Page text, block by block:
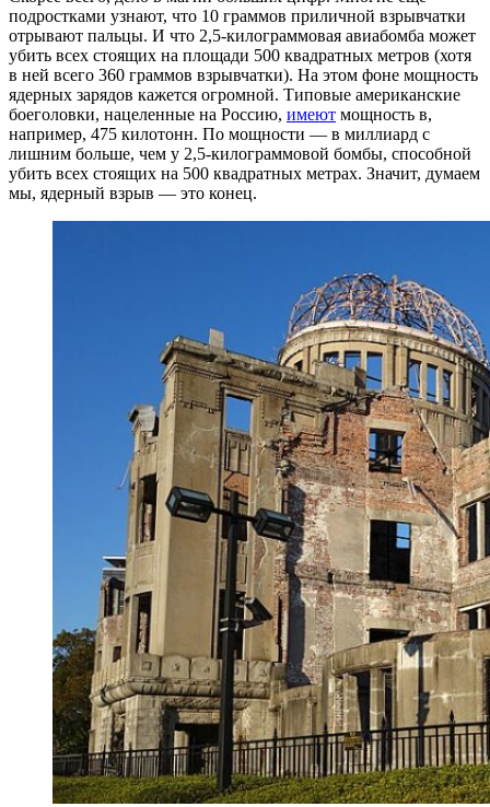
подростками узнают, что 10 граммов приличной взрывчатки
отрывают пальцы. И что 2,5-килограммовая авиабомба может
убить всех стоящих на площади 500 квадратных метров (хотя
в ней всего 360 граммов взрывчатки). На этом фоне мощность
ядерных зарядов кажется огромной. Типовые американские
боеголовки, нацеленные на Россию, имеют мощность в,
например, 475 килотонн. По мощности — в миллиард с
лишним больше, чем у 2,5-килограммовой бомбы, способной
убить всех стоящих на 500 квадратных метрах. Значит, думаем
мы, ядерный взрыв — это конец.